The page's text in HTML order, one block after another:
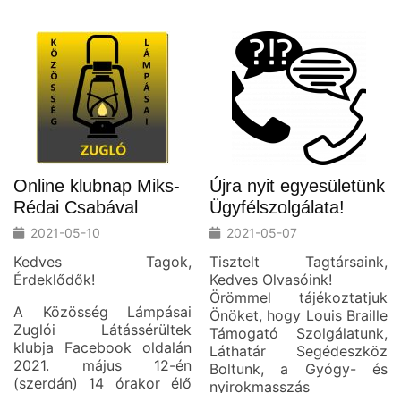
Online klubnap Miks-
Rédai Csabával
2021-05-10
Kedves Tagok,
Érdeklődők!
A Közösség Lámpásai
Zuglói Látássérültek
klubja Facebook oldalán
2021. május 12-én
(szerdán) 14 órakor élő
Újra nyit egyesületünk
Ügyfélszolgálata!
2021-05-07
Tisztelt Tagtársaink,
Kedves Olvasóink!
Örömmel tájékoztatjuk
Önöket, hogy Louis Braille
Támogató Szolgálatunk,
Láthatár Segédeszköz
Boltunk, a Gyógy- és
nyirokmasszás